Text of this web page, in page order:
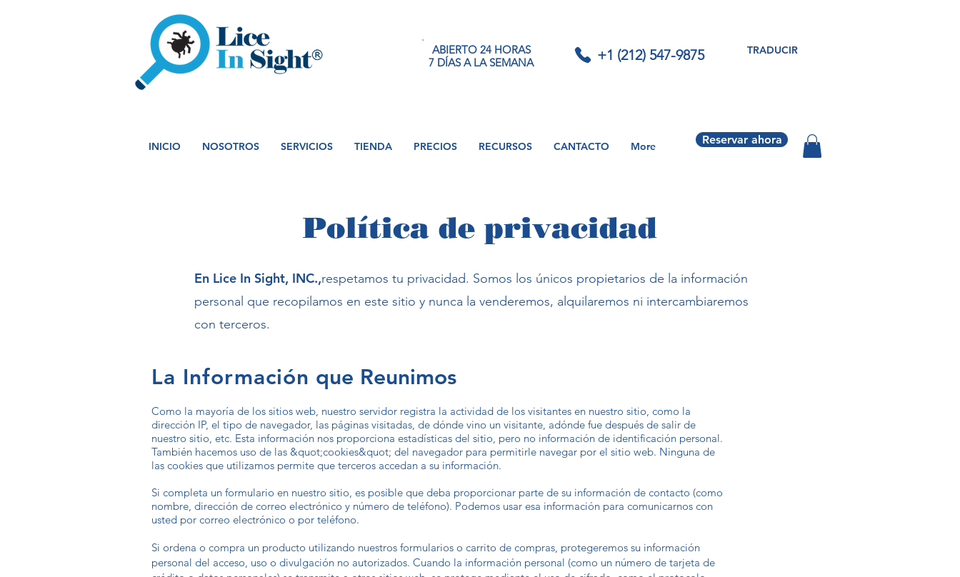
ABIERTO 24 HORAS
7 DÍAS A LA SEMANA
+1 (212) 547-9875 TRADUCIR
INICIO NOSOTROS SERVICIOS TIENDA PRECIOS RECURSOS CANTACTO More Reservar ahora
Política de privacidad
En Lice In Sight, INC.,respetamos tu privacidad. Somos los únicos propietarios de la información
personal que recopilamos en este sitio y nunca la venderemos, alquilaremos ni intercambiaremos
con terceros.
La Información que Reunimos
Como la mayoría de los sitios web, nuestro servidor registra la actividad de los visitantes en nuestro sitio, como la
dirección IP, el tipo de navegador, las páginas visitadas, de dónde vino un visitante, adónde fue después de salir de
nuestro sitio, etc. Esta información nos proporciona estadísticas del sitio, pero no información de identificación personal.
También hacemos uso de las &quot;cookies&quot; del navegador para permitirle navegar por el sitio web. Ninguna de
las cookies que utilizamos permite que terceros accedan a su información.
Si completa un formulario en nuestro sitio, es posible que deba proporcionar parte de su información de contacto (como
nombre, dirección de correo electrónico y número de teléfono). Podemos usar esa información para comunicarnos con
usted por correo electrónico o por teléfono.
Si ordena o compra un producto utilizando nuestros formularios o carrito de compras, protegeremos su información
personal del acceso, uso o divulgación no autorizados. Cuando la información personal (como un número de tarjeta de